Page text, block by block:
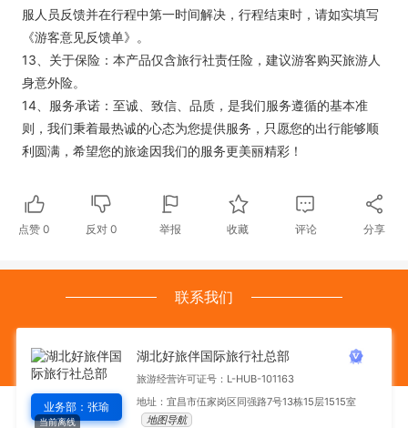
服人员反馈并在行程中第一时间解决，行程结束时，请如实填写
《游客意见反馈单》。
13、关于保险：本产品仅含旅行社责任险，建议游客购买旅游人
身意外险。
14、服务承诺：至诚、致信、品质，是我们服务遵循的基本准
则，我们秉着最热诚的心态为您提供服务，只愿您的出行能够顺
利圆满，希望您的旅途因我们的服务更美丽精彩！
点赞 0 反对0 举报 收藏 评论 分享
联系我们
当前离线
业务部：张瑜
湖北好旅伴国际旅行社总部
旅游经营许可证号：L-HUB-101163
地址：宜昌市伍家岗区同强路7号13栋15层1515室
地图导航